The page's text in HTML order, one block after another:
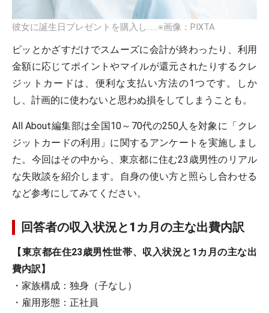
彼女に誕生日プレゼントを購入し……※画像：PIXTA
ピッとかざすだけでスムーズに会計が終わったり、利用
金額に応じてポイントやマイルが還元されたりするクレ
ジットカードは、便利な支払い方法の1つです。しか
し、計画的に使わないと思わぬ損をしてしまうことも。
All About編集部は全国10～70代の250人を対象に「クレ
ジットカードの利用」に関するアンケートを実施しまし
た。今回はその中から、東京都に住む23歳男性のリアル
な失敗談を紹介します。自身の使い方と照らし合わせる
など参考にしてみてください。
回答者の収入状況と1カ月の主な出費内訳
【東京都在住23歳男性世帯、収入状況と1カ月の主な出
費内訳】
・家族構成：独身（子なし）
・雇用形態：正社員